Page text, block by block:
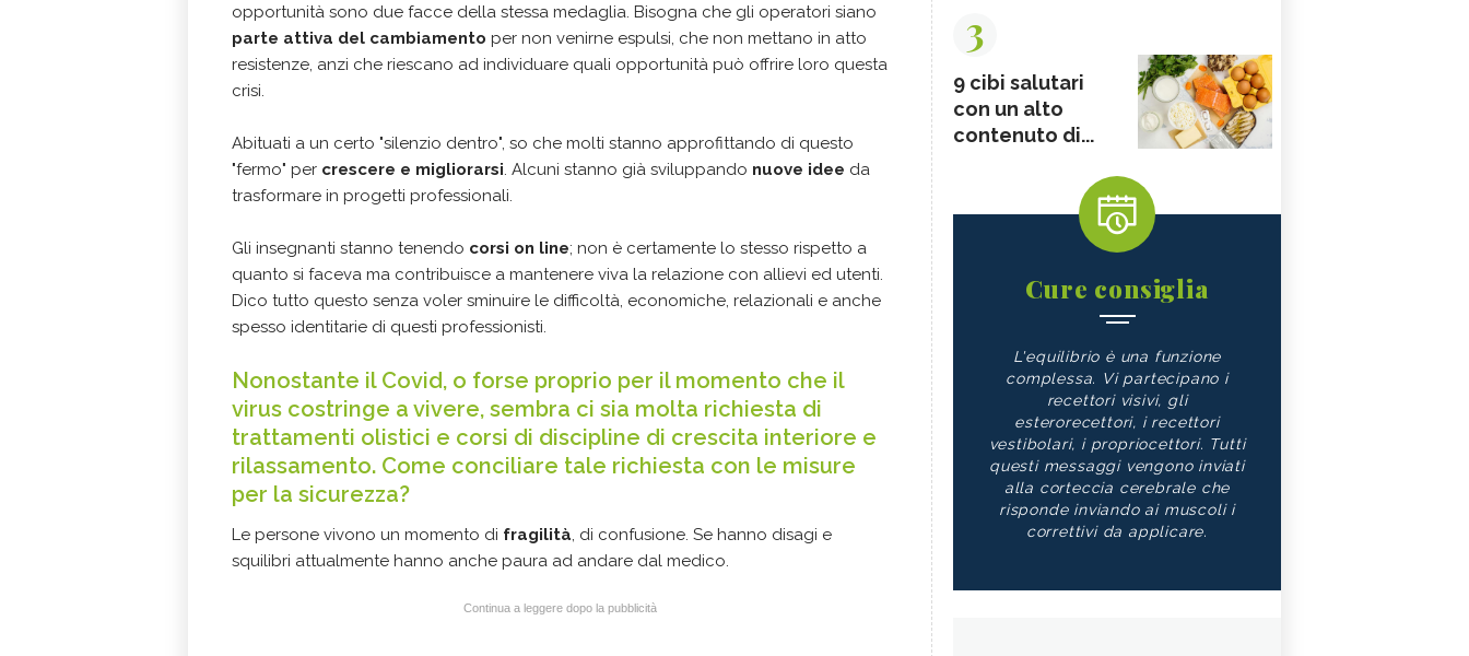
opportunità sono due facce della stessa medaglia. Bisogna che gli operatori siano
parte attiva del cambiamento per non venirne espulsi, che non mettano in atto
resistenze, anzi che riescano ad individuare quali opportunità può offrire loro questa
crisi.
Abituati a un certo "silenzio dentro", so che molti stanno approfittando di questo
"fermo" per crescere e migliorarsi. Alcuni stanno già sviluppando nuove idee da
trasformare in progetti professionali.
Gli insegnanti stanno tenendo corsi on line; non è certamente lo stesso rispetto a
quanto si faceva ma contribuisce a mantenere viva la relazione con allievi ed utenti.
Dico tutto questo senza voler sminuire le difficoltà, economiche, relazionali e anche
spesso identitarie di questi professionisti.
Nonostante il Covid, o forse proprio per il momento che il
virus costringe a vivere, sembra ci sia molta richiesta di
trattamenti olistici e corsi di discipline di crescita interiore e
rilassamento. Come conciliare tale richiesta con le misure
per la sicurezza?
Le persone vivono un momento di fragilità, di confusione. Se hanno disagi e
squilibri attualmente hanno anche paura ad andare dal medico.
Continua a leggere dopo la pubblicità
3
9 cibi salutari
con un alto
contenuto di...
Cure consiglia
L'equilibrio è una funzione
complessa. Vi partecipano i
recettori visivi, gli
esterorecettori, i recettori
vestibolari, i propriocettori. Tutti
questi messaggi vengono inviati
alla corteccia cerebrale che
risponde inviando ai muscoli i
correttivi da applicare.